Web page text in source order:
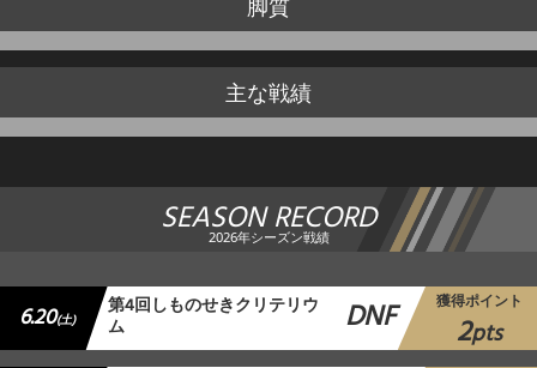
脚質
主な戦績
SEASON RECORD
2026年シーズン戦績
6.20(土) 第4回しものせきクリテリウ
ム DNF 獲得ポイント
2pts